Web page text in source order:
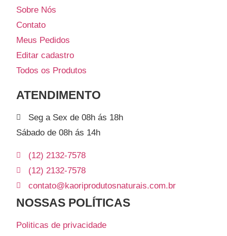
Sobre Nós
Contato
Meus Pedidos
Editar cadastro
Todos os Produtos
ATENDIMENTO
Seg a Sex de 08h ás 18h
Sábado de 08h ás 14h
(12) 2132-7578
(12) 2132-7578
contato@kaoriprodutosnaturais.com.br
NOSSAS POLÍTICAS
Politicas de privacidade